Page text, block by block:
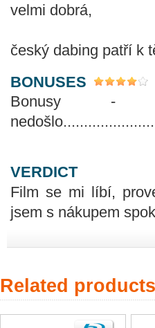
velmi dobrá,
český dabing patří k
BONUSES
Bonusy -
VERDICT
Film se mi líbí,
jsem s nákupem
Related products